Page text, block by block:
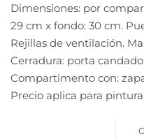
Dimensiones: por
29 cm x fondo: 30 cm.
Rejillas de ventilación.
Cerradura: porta candado
Compartimento con:
Precio aplica para